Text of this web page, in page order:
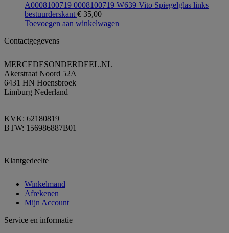
A0008100719 0008100719 W639 Vito Spiegelglas links
bestuurderskant € 35,00
Toevoegen aan winkelwagen
Contactgegevens
MERCEDESONDERDEEL.NL
Akerstraat Noord 52A
6431 HN Hoensbroek
Limburg Nederland
KVK: 62180819
BTW: 156986887B01
Klantgedeelte
Winkelmand
Afrekenen
Mijn Account
Service en informatie